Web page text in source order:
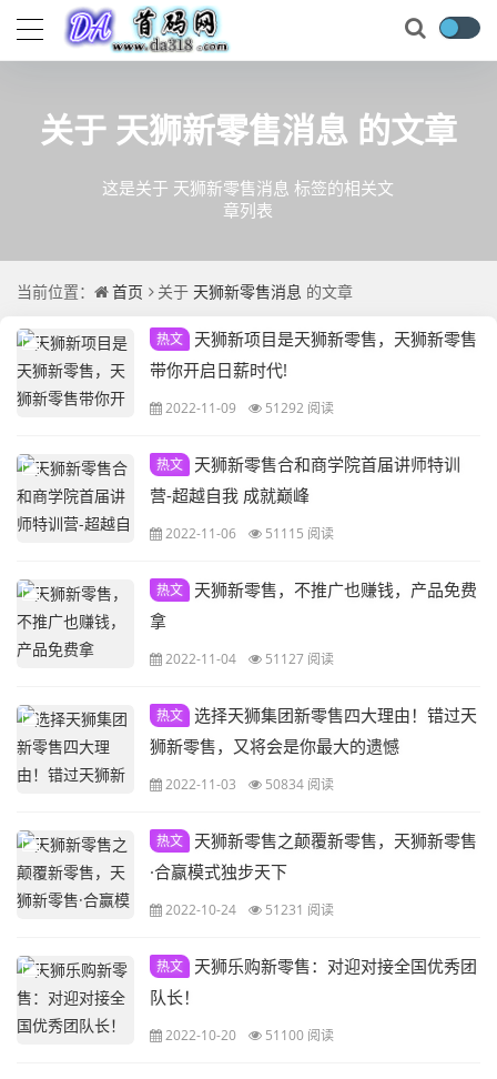
关于 天狮新零售消息 的文章
这是关于 天狮新零售消息 标签的相关文
章列表
当前位置： 首页 关于 天狮新零售消息 的文章
热文
天狮新项目是天狮新零售，天狮新零售
带你开启日薪时代!
2022-11-09 51292 阅读
热文
天狮新零售合和商学院首届讲师特训
营-超越自我 成就巅峰
2022-11-06 51115 阅读
热文
天狮新零售，不推广也赚钱，产品免费
拿
2022-11-04 51127 阅读
热文 选择天狮集团新零售四大理由！错过天
狮新零售，又将会是你最大的遗憾
2022-11-03 50834 阅读
热文
天狮新零售之颠覆新零售，天狮新零售
·合赢模式独步天下
2022-10-24 51231 阅读
热文
天狮乐购新零售：对迎对接全国优秀团
队长！
2022-10-20 51100 阅读